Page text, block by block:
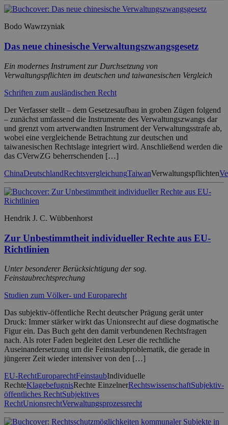
Bodo Wawrzyniak
Das neue chinesische Verwaltungszwangsgesetz
Ein modernes Instrument zur Durchsetzung von
Verwaltungspflichten im deutschen und taiwanesischen Vergleich
Schriften zum ausländischen Recht
Der Verfasser stellt – dem Gesetzesaufbau in groben Zügen folgend
– zunächst umfassend die Instrumente des Verwaltungszwangs dar
und grenzt vom artverwandten Instrument der Verwaltungsstrafe ab,
wobei eine vergleichende Betrachtung zur deutschen und
taiwanesischen Rechtslage integriert wird. Anschließend werden die
das CVerwZG beherrschenden […]
ChinaDeutschlandRechtsvergleichungTaiwanVerwaltungspflichten
Hendrik J. C. Wübbenhorst
Zur Unbestimmtheit individueller Rechte aus EU-
Richtlinien
Unter besonderer Berücksichtigung der sog.
Feinstaubrechtsprechung
Studien zum Völker- und Europarecht
Das subjektiv-öffentliche Recht deutscher Prägung gerät unter
Druck: Immer stärker wirkt das Unionsrecht auf diese dogmatische
Figur ein. Das Buch geht den damit verbundenen Rechtsfragen
nach. Als roter Faden begleitet den Leser die rechtliche
Auseinandersetzung um die Feinstaubproblematik, die gerade in
jüngerer Zeit wieder intensiver von den […]
EU-RechtEuroparechtFeinstaubIndividuelle
RechteKlagebefugnisRechte EinzelnerRechtswissenschaftSubjektiv-
öffentliches RechtSubjektives
RechtUnionsrechtVerwaltungsprozessrecht